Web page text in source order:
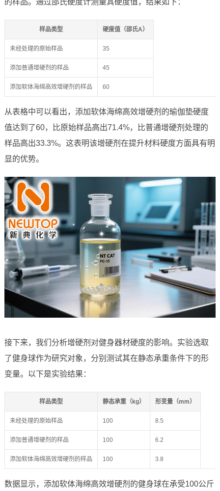
的样品。通过邵氏硬度计测量其硬度值，结果如下：
样品类型 硬度值（邵氏A）
未经处理的原始样品 35
添加普通增硬剂的样品 45
添加软体海绵高效增硬剂的样品 60
从表格中可以看出，添加软体海绵高效增硬剂的瑜伽垫硬度
值达到了60，比原始样品高出71.4%，比普通增硬剂处理的
样品高出33.3%。这表明该增硬剂在提升材料硬度方面具有明
显的优势。
接下来，我们分析增硬剂对健身器材硬度的影响。实验选取
了健身球作为研究对象，分别测试其在静态承重条件下的形
变量。以下是实验结果：
样品类型 静态承重（kg） 形变量（mm）
未经处理的原始样品 100 8.5
添加普通增硬剂的样品 100 6.2
添加软体海绵高效增硬剂的样品 100 3.8
数据显示，添加软体海绵高效增硬剂的健身球在承受100公斤